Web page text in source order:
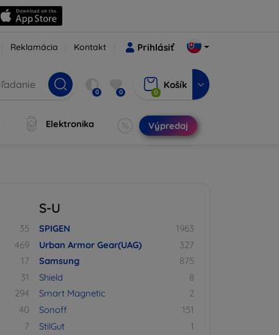
Reklamácia Kontakt Prihlásiť
0 0 0
Košík
Elektronika Výpredaj
35
469
17
31
294
40
7
S-U
SPIGEN
1963
Urban Armor Gear(UAG)
327
Samsung
875
Shield
8
Smart Magnetic
2
Sonoff
151
StilGut
1